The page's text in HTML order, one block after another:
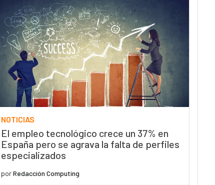
NOTICIAS
El empleo tecnológico crece un 37% en
España pero se agrava la falta de perfiles
especializados
porRedacción Computing